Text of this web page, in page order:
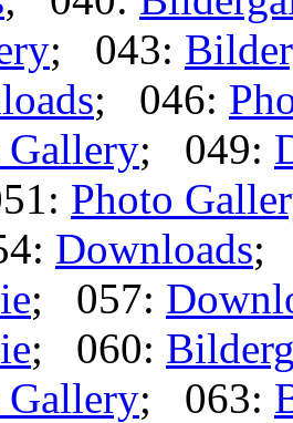
; 043:
; 046:
Gallery; 049:
Photo
Downloads;
; 057:
; 060:
Gallery; 063: